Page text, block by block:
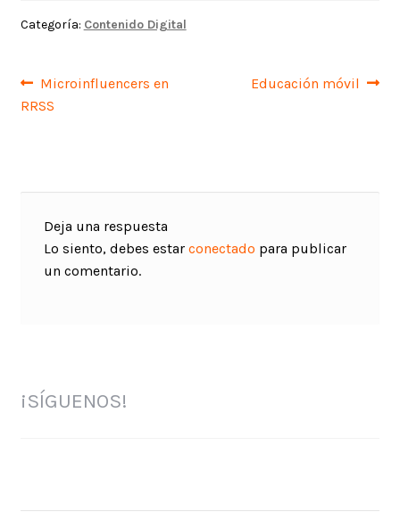
Categoría: Contenido Digital
Navegación
de
Anterior:
Microinfluencers en
RRSS
Siguiente:
Educación móvil
Deja una respuesta
Lo siento, debes estar conectado para publicar
un comentario.
¡SÍGUENOS!